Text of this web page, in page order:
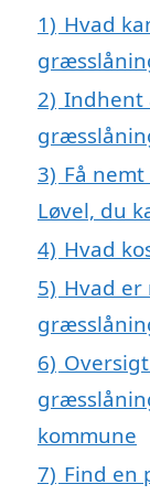
1) Hvad
2) Indhent
3) Få
Løvel, du
4) Hvad
5) Hvad er
6)
kommune
7) Find en